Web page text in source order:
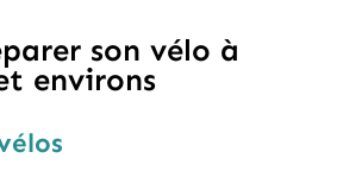
son vélo à
environs